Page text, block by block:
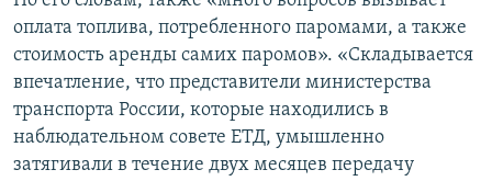
оплата топлива, потребленного паромами, а также
стоимость аренды самих паромов». «Складывается
впечатление, что представители министерства
транспорта России, которые находились в
наблюдательном совете ЕТД, умышленно
затягивали в течение двух месяцев передачу